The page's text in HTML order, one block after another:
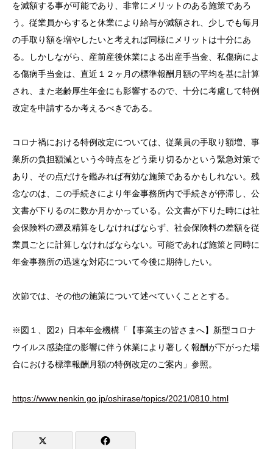
を減額する事が可能であり、非常にメリットのある施策であろ
う。従業員からすると休業により給与が減額され、少しでも毎月
の手取り額を増やしたいと考えれば同様にメリットは十分にあ
る。しかしながら、産前産後休業による出産手当金、私傷病によ
る傷病手当金は、直近１２ヶ月の標準報酬月額の平均を基に計算
され、また老齢厚生年金にも影響するので、十分に考慮して特例
改定を申請するか考えるべきである。
コロナ禍における特例改定については、従業員の手取り額増、事
業所の負担額減という今時点をどう乗り切るかという緊急対策で
あり、その点だけを鑑みれば有効な施策であるかもしれない。残
念なのは、この手続きにより年金事務所内で手続きが停滞し、公
文書が下りるのに数か月かかっている。公文書が下りた時には社
会保険料の遡及精算をしなければならず、社会保険料の差額を従
業員ごとに計算しなければならない。可能であれば施策と同時に
年金事務所の迅速な対応について今後に期待したい。
次節では、その他の施策について述べていくこととする。
※図１、図2）日本年金機構「【事業主の皆さまへ】新型コロナ
ウイルス感染症の影響に伴う休業により著しく報酬が下がった場
合における標準報酬月額の特例改定のご案内」参照。
https://www.nenkin.go.jp/oshirase/topics/2021/0810.html